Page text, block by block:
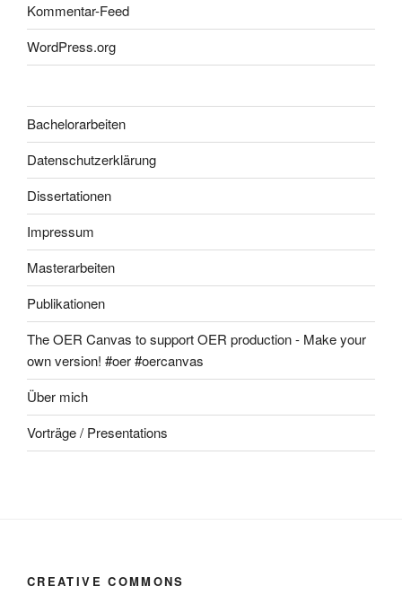
Kommentar-Feed
WordPress.org
Bachelorarbeiten
Datenschutzerklärung
Dissertationen
Impressum
Masterarbeiten
Publikationen
The OER Canvas to support OER production - Make your
own version! #oer #oercanvas
Über mich
Vorträge / Presentations
CREATIVE COMMONS